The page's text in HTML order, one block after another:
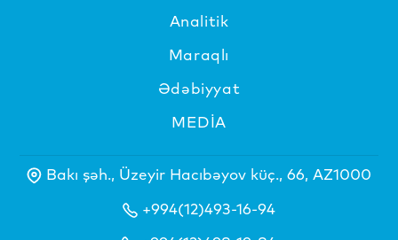
Analitik
Maraqlı
Ədəbiyyat
MEDİA
Bakı şəh., Üzeyir Hacıbəyov küç., 66, AZ1000
+994(12)493-16-94